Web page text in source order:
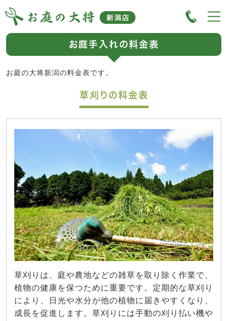
お庭手入れの料金表
お庭の大将新潟の料金表です。
草刈りの料金表
草刈りは、庭や農地などの雑草を取り除く作業で、
植物の健康を保つために重要です。定期的な草刈り
により、日光や水分が他の植物に届きやすくなり、
成長を促進します。草刈りには手動の刈り払い機や